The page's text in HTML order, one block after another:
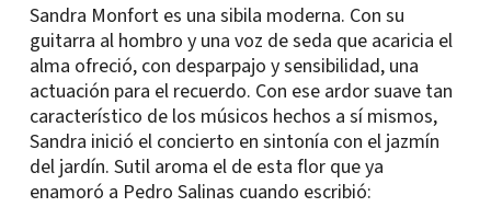
Sandra Monfort es una sibila moderna. Con su
guitarra al hombro y una voz de seda que acaricia el
alma ofreció, con desparpajo y sensibilidad, una
actuación para el recuerdo. Con ese ardor suave tan
característico de los músicos hechos a sí mismos,
Sandra inició el concierto en sintonía con el jazmín
del jardín. Sutil aroma el de esta flor que ya
enamoró a Pedro Salinas cuando escribió: